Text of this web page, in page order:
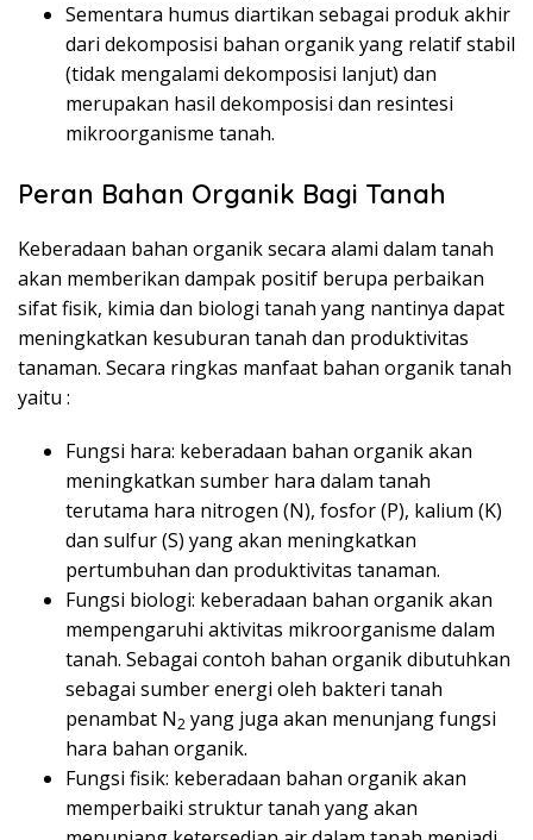
Sementara humus diartikan sebagai produk akhir
dari dekomposisi bahan organik yang relatif stabil
(tidak mengalami dekomposisi lanjut) dan
merupakan hasil dekomposisi dan resintesi
mikroorganisme tanah.
Peran Bahan Organik Bagi Tanah
Keberadaan bahan organik secara alami dalam tanah
akan memberikan dampak positif berupa perbaikan
sifat fisik, kimia dan biologi tanah yang nantinya dapat
meningkatkan kesuburan tanah dan produktivitas
tanaman. Secara ringkas manfaat bahan organik tanah
yaitu :
Fungsi hara: keberadaan bahan organik akan
meningkatkan sumber hara dalam tanah
terutama hara nitrogen (N), fosfor (P), kalium (K)
dan sulfur (S) yang akan meningkatkan
pertumbuhan dan produktivitas tanaman.
Fungsi biologi: keberadaan bahan organik akan
mempengaruhi aktivitas mikroorganisme dalam
tanah. Sebagai contoh bahan organik dibutuhkan
sebagai sumber energi oleh bakteri tanah
penambat N2 yang juga akan menunjang fungsi
hara bahan organik.
Fungsi fisik: keberadaan bahan organik akan
memperbaiki struktur tanah yang akan